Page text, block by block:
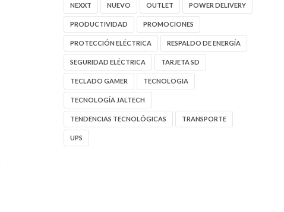
NEXXT NUEVO OUTLET POWER DELIVERY
PRODUCTIVIDAD PROMOCIONES
PROTECCIÓN ELÉCTRICA RESPALDO DE ENERGÍA
SEGURIDAD ELÉCTRICA TARJETA SD
TECLADO GAMER TECNOLOGIA
TECNOLOGÍA JALTECH
TENDENCIAS TECNOLÓGICAS TRANSPORTE
UPS